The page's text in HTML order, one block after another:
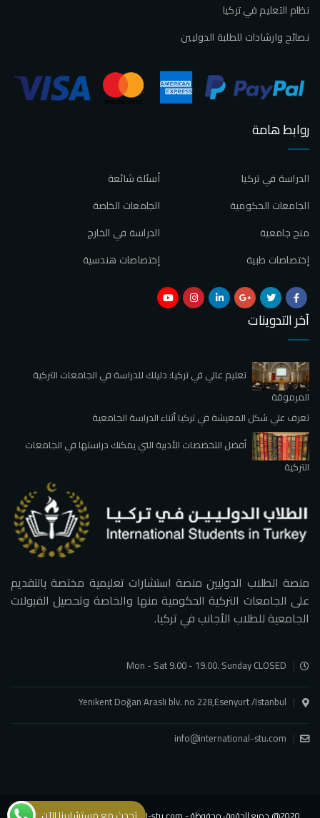
نظام التعليم في تركيا
نصائح وارشادات للطلبة الدوليين
روابط هامة
أسئلة شائعة
الدراسة في تركيا
الجامعات الخاصة
الجامعات الحكومية
الدراسة في الخارج
منح جامعية
إختصاصات هندسية
إختصاصات طبية
آخر التدوينات
تعليم عالي في تركيا: دليلك للدراسة في الجامعات التركية
المرموقة
تعرف علي شكل المعيشة في تركيا أثناء الدراسة الجامعية
أفضل التخصصات الأدبية التي يمكنك دراستها في الجامعات
التركية
منصة الطلاب الدوليين منصة استشارات تعليمية مختصة بالتقديم
على الجامعات التركية الحكومية منها والخاصة وتحصيل القبولات
الجامعية للطلاب الأجانب في تركيا.
Mon - Sat 9.00 - 19.00. Sunday CLOSED
Yenikent Doğan Arasli blv. no 228,Esenyurt /Istanbul
info@international-stu.com